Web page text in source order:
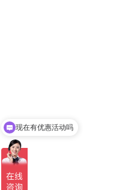
可以介绍下你们的产品么